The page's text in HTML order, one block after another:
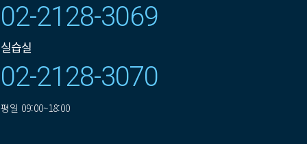
02-2128-3069
실습실
02-2128-3070
평일 09:00~18:00